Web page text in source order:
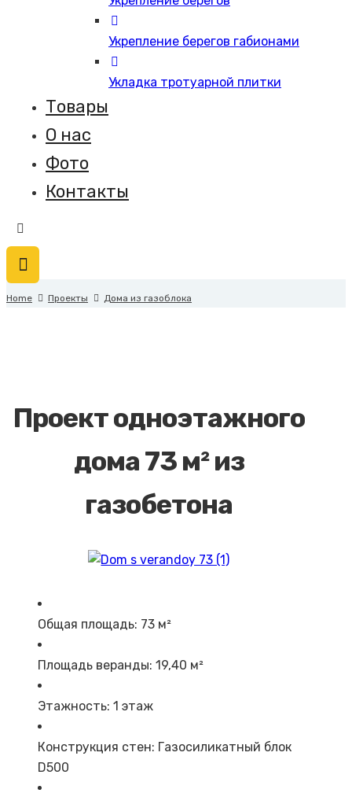
Укрепление берегов габионами
Укладка тротуарной плитки
Товары
О нас
Фото
Контакты
Home Проекты Дома из газоблока
Проект одноэтажного
дома 73 м² из
газобетона
Общая площадь: 73 м²
Площадь веранды: 19,40 м²
Этажность: 1 этаж
Конструкция стен: Газосиликатный блок
D500